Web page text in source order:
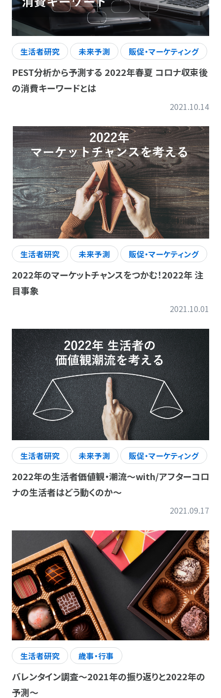
生活者研究 未来予測 販促・マーケティング
PEST分析から予測する 2022年春夏 コロナ収束後
の消費キーワードとは
2021.10.14
生活者研究 未来予測 販促・マーケティング
2022年のマーケットチャンスをつかむ！2022年 注
目事象
2021.10.01
生活者研究 未来予測 販促・マーケティング
2022年の生活者価値観・潮流～with/アフターコロ
ナの生活者はどう動くのか～
2021.09.17
生活者研究 歳事・行事
バレンタイン調査～2021年の振り返りと2022年の
予測～